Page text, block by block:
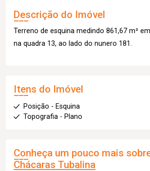
Descrição do Imóvel
Terreno de esquina medindo 861,67 m²
na quadra 13, ao lado do nunero 181.
Itens do Imóvel
Posição - Esquina
Topografia - Plano
Conheça um pouco mais
Chácaras Tubalina